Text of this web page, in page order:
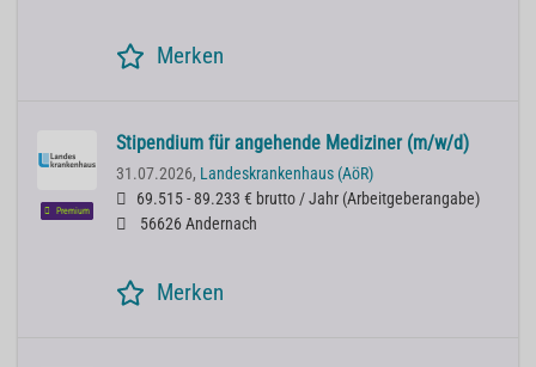
Merken
Premium
Stipendium für angehende Mediziner (m/w/d)
31.07.2026, Landeskrankenhaus (AöR)
69.515 - 89.233 € brutto / Jahr (Arbeitgeberangabe)
56626 Andernach
Merken